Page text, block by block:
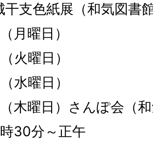
干支色紙展（和気図書
月曜日）
火曜日）
水曜日）
木曜日）さんぽ会（
30分～正午